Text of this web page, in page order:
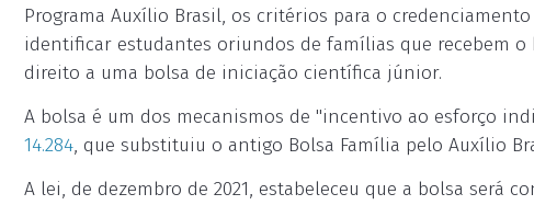
Programa Auxílio Brasil, os critérios para o
identificar estudantes oriundos de famílias que recebem
direito a uma bolsa de iniciação científica júnior.
A bolsa é um dos mecanismos de "incentivo ao esforço
14.284, que substituiu o antigo Bolsa Família pelo Auxílio
A lei, de dezembro de 2021, estabeleceu que a bolsa será